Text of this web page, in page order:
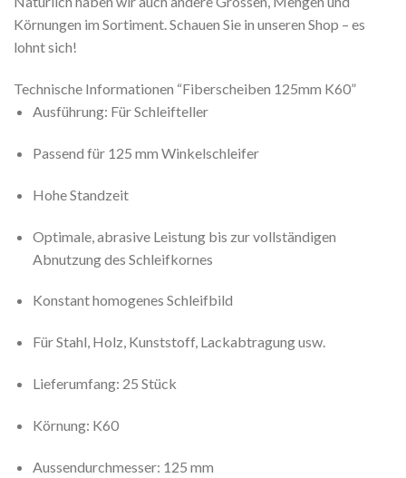
Körnungen im Sortiment. Schauen Sie in unseren Shop – es
lohnt sich!
Technische Informationen “Fiberscheiben 125mm K60”
Ausführung: Für Schleifteller
Passend für 125 mm Winkelschleifer
Hohe Standzeit
Optimale, abrasive Leistung bis zur vollständigen
Abnutzung des Schleifkornes
Konstant homogenes Schleifbild
Für Stahl, Holz, Kunststoff, Lackabtragung usw.
Lieferumfang: 25 Stück
Körnung: K60
Aussendurchmesser: 125 mm